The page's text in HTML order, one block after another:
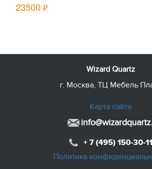
23500руб.
Wizard Quartz
г. Москва, ТЦ Мебель
Карта сайта
+ 7 (495) 150-30-11
Политика